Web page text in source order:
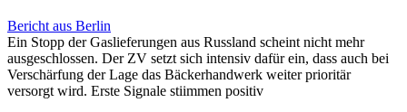
Bericht aus Berlin
Ein Stopp der Gaslieferungen aus Russland scheint nicht mehr
ausgeschlossen. Der ZV setzt sich intensiv dafür ein, dass auch bei
Verschärfung der Lage das Bäckerhandwerk weiter prioritär
versorgt wird. Erste Signale stiimmen positiv